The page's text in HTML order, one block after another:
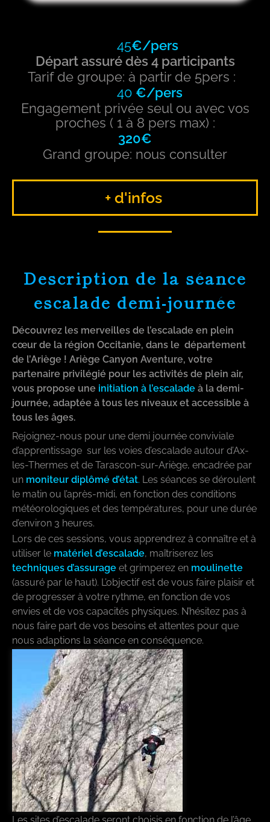
45€/pers
Départ assuré dès 4 participants
Tarif de groupe: à partir de 5pers :
40 €/pers
Engagement privée seul ou avec vos
proches ( 1 à 8 pers max) :
320€
Grand groupe: nous consulter
+ d'infos
Description de la séance
escalade demi-journée
Découvrez les merveilles de l’escalade en plein
cœur de la région Occitanie, dans le département
de l’Ariège ! Ariège Canyon Aventure, votre
partenaire privilégié pour les activités de plein air,
vous propose une initiation à l’escalade à la demi-
journée, adaptée à tous les niveaux et accessible à
tous les âges.
Rejoignez-nous pour une demi journée conviviale
d’apprentissage sur les voies d’escalade autour d’Ax-
les-Thermes et de Tarascon-sur-Ariège, encadrée par
un moniteur diplômé d’état. Les séances se déroulent
le matin ou l’après-midi, en fonction des conditions
météorologiques et des températures, pour une durée
d’environ 3 heures.
Lors de ces sessions, vous apprendrez à connaître et à
utiliser le matériel d’escalade, maîtriserez les
techniques d’assurage et grimperez en moulinette
(assuré par le haut). L’objectif est de vous faire plaisir et
de progresser à votre rythme, en fonction de vos
envies et de vos capacités physiques. N’hésitez pas à
nous faire part de vos besoins et attentes pour que
nous adaptions la séance en conséquence.